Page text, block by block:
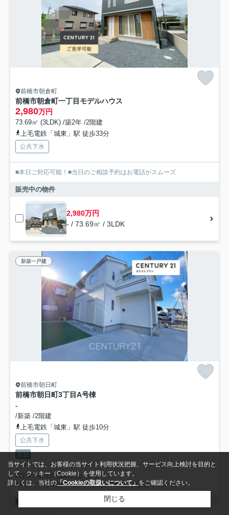
前橋市朝倉町
前橋市朝倉町一丁目モデルハウス
2,980万円
73.69㎡ (3LDK) /築2年 /2階建
上毛電鉄「城東」駅 徒歩33分
公共下水
■本日ご対応可能！■当日のご相談予約はお電話がスムーズ
販売中の物件
2,980万円
- / 73.69㎡ / 3LDK
新築一戸建
前橋市朝日町
前橋市朝日町3丁目A号棟
-
/新築 /2階建
上毛電鉄「城東」駅 徒歩10分
公共下水
新築
■耐震等級３の地震に強い構造！
■本日ご対応可能！■当日のご相談予約はお電話がスムーズ
販売中の物件
当サイトでは、お客様の当サイト利用状況把握、サービス向上検討を目的と
して、クッキー（Cookie）を使用しています。
詳しくは、当社の 「Cookieの取扱いについて」 をご確認ください。
閉じる